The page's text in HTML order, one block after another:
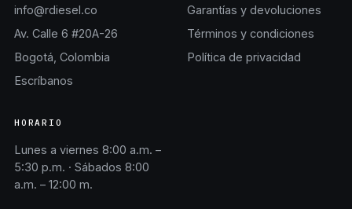
info@rdiesel.co
Av. Calle 6 #20A-26
Bogotá, Colombia
Escríbanos
Garantías y devoluciones
Términos y condiciones
Política de privacidad
HORARIO
Lunes a viernes 8:00 a.m. –
5:30 p.m. · Sábados 8:00
a.m. – 12:00 m.